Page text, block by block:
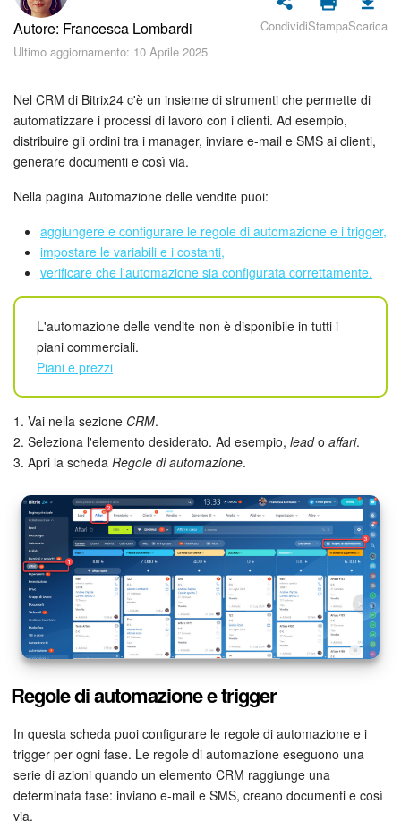
Piani e pagamento
Sicurezza in Bitrix24
Come iniziare?
CoPilot: IA in Bitrix24
Messenger
Collab
Bitrix24 Drive
Webmail
Gruppi di lavoro
Incarichi e progetti
Progetti IA
CRM
Prenotazione online
Contact Center
Sales Center
Analisi CRM
Generatore BI
Autore: Francesca Lombardi
Ultimo aggiornamento: 10 Aprile 2025
CondividiStampaScarica
Nel CRM di Bitrix24 c'è un insieme di strumenti che permette di
automatizzare i processi di lavoro con i clienti. Ad esempio,
distribuire gli ordini tra i manager, inviare e-mail e SMS ai clienti,
generare documenti e così via.
Nella pagina Automazione delle vendite puoi:
aggiungere e configurare le regole di automazione e i trigger,
impostare le variabili e i costanti,
verificare che l'automazione sia configurata correttamente.
L'automazione delle vendite non è disponibile in tutti i
piani commerciali.
Piani e prezzi
1. Vai nella sezione CRM.
2. Seleziona l'elemento desiderato. Ad esempio, leado affari.
3. Apri la scheda Regole di automazione.
Regole di automazione e trigger
In questa scheda puoi configurare le regole di automazione e i
trigger per ogni fase. Le regole di automazione eseguono una
serie di azioni quando un elemento CRM raggiunge una
determinata fase: inviano e-mail e SMS, creano documenti e così
via.